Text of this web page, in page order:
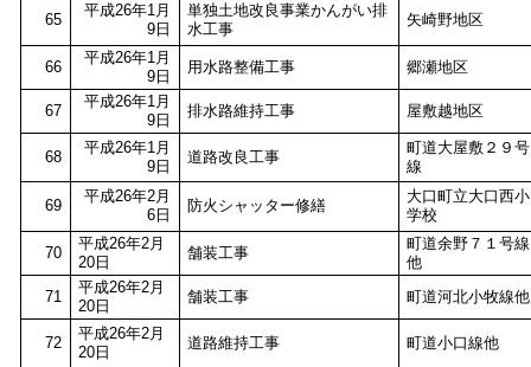
65
平成26年1月
9日
単独土地改良事業かんがい排
水工事
矢崎野地区
66
平成26年1月
9日
用水路整備工事 郷瀬地区
67
平成26年1月
9日
排水路維持工事 屋敷越地区
68
平成26年1月
9日
道路改良工事
町道大屋敷２９号
線
69
平成26年2月
6日
防火シャッター修繕
大口町立大口西小
学校
70
平成26年2月
20日
舗装工事
町道余野７１号線
他
71
平成26年2月
20日
舗装工事 町道河北小牧線他
72
平成26年2月
20日
道路維持工事 町道小口線他